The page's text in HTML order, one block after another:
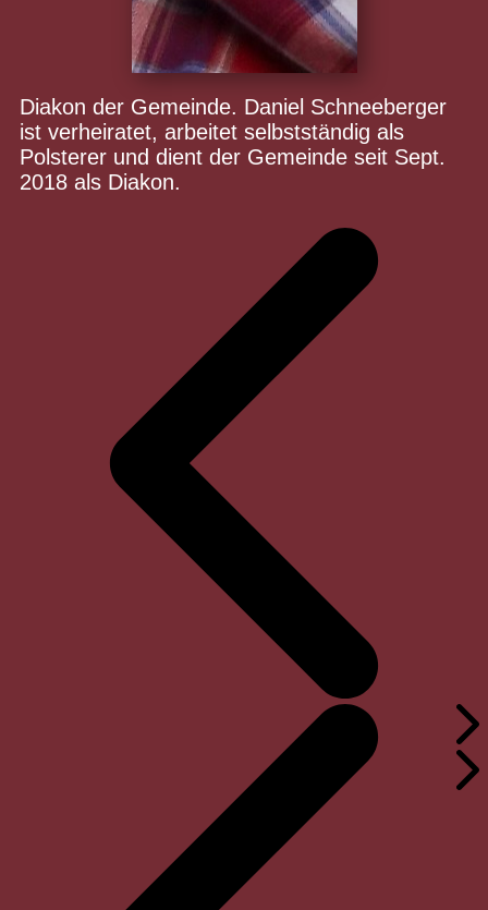
Diakon der Gemeinde. Daniel Schneeberger
ist verheiratet, arbeitet selbstständig als
Polsterer und dient der Gemeinde seit Sept.
2018 als Diakon.